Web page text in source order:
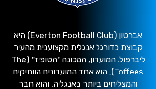
אברטון (Everton Football Club) היא
קבוצת כדורגל אנגלית מקצוענית מהעיר
ליברפול. המועדון, המכונה "הטופיז" (The
Toffees), הוא אחד המועדונים הוותיקים
והמצליחים ביותר באנגליה, והוא חבר